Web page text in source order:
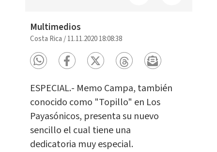
Multimedios
Costa Rica /11.11.2020 18:08:38
ESPECIAL.- Memo Campa, también
conocido como "Topillo" en Los
Payasónicos, presenta su nuevo
sencillo el cual tiene una
dedicatoria muy especial.